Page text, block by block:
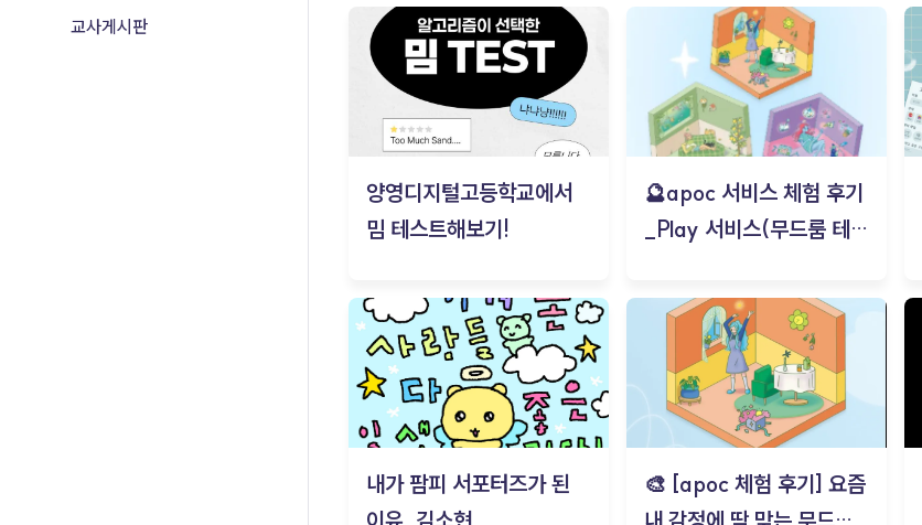
교사게시판
양영디지털고등학교에서
밈 테스트해보기!
🔮apoc 서비스 체험 후기
_Play 서비스(무드룸 테스
내가 팜피 서포터즈가 된
🎨 [apoc 체험 후기] 요즘